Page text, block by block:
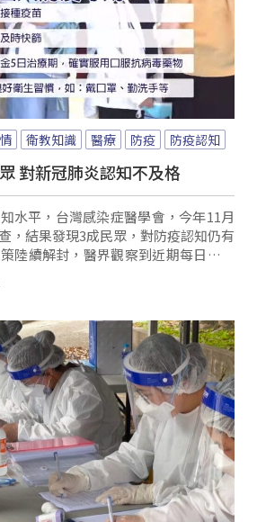
衛教知識 醫療 防疫 防疫認知
對新冠肺炎認知不及格
水平，台灣感染症醫學會，今年11月
，結果發現3成民眾，對防疫認知仍有
陸續解封，醫界觀察到近期每日確診
超過20％，提醒國人...。